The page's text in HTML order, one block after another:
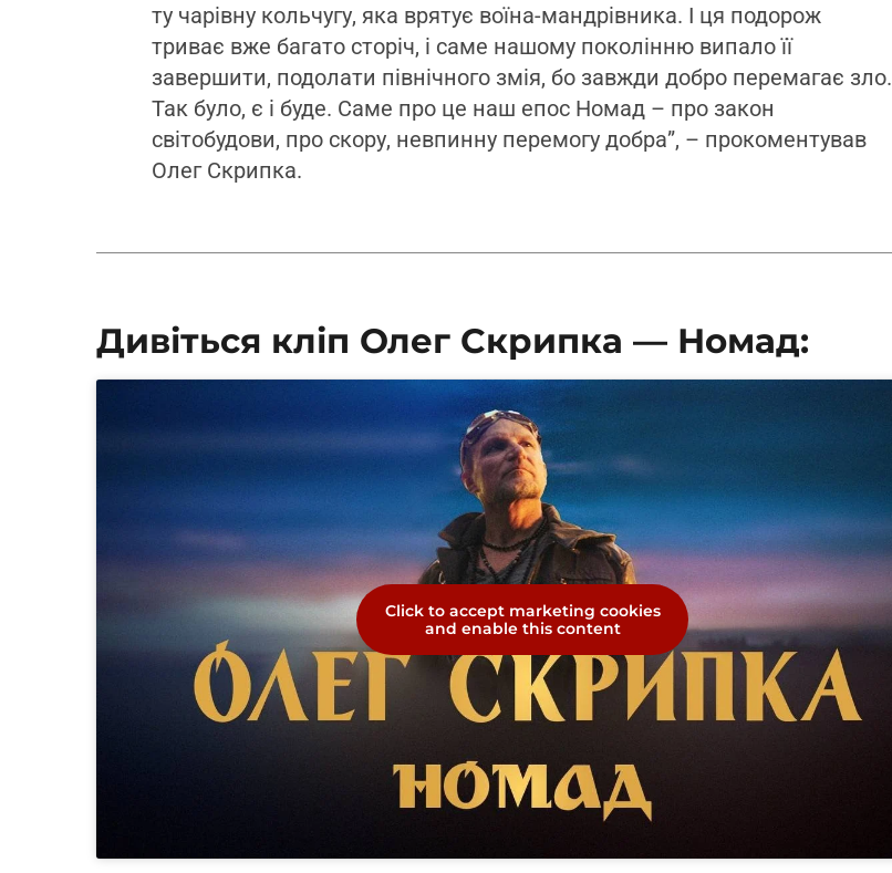
ту чарівну кольчугу, яка врятує воїна-мандрівника. І ця подорож
триває вже багато сторіч, і саме нашому поколінню випало її
завершити, подолати північного змія, бо завжди добро перемагає зло.
Так було, є і буде. Саме про це наш епос Номад – про закон
світобудови, про скору, невпинну перемогу добра”, – прокоментував
Олег Скрипка.
Дивіться кліп Олег Скрипка — Номад:
Click to accept marketing cookies
and enable this content